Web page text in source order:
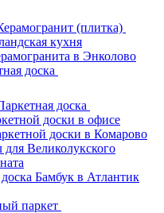
(плитка)
кухня
в Энколово
доска
доска
доски в офисе
доски в Комарово
Великолукского
Бамбук в Атлантик
паркет